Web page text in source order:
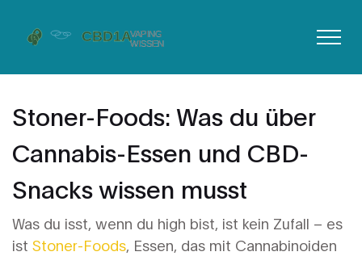
Stoner-Foods: Was du über
Cannabis-Essen und CBD-
Snacks wissen musst
Was du isst, wenn du high bist, ist kein Zufall – es
ist Stoner-Foods, Essen, das mit Cannabinoiden